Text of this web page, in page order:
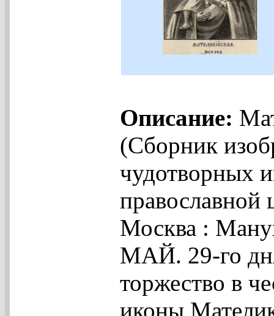
Описание:
(Сборник
чудотворных
православной
Москва :
МАЙ. 29-го
торжество в
иконы